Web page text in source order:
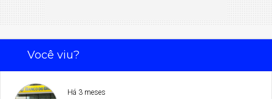
Você viu?
Há 3 meses